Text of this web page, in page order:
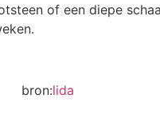
of een diepe
bron:lida